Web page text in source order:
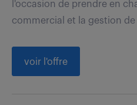
l'occasion de prendre en
commercial et la gestion
voir l'offre